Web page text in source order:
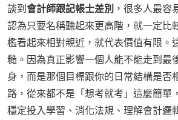
談到會計師跟記帳士差別 ，很多人最容
認為只要名稱聽起來更高階，就一定比
檻看起來相對親近，就代表價值有限。
糙。因為真正影響一個人能不能走到最
身，而是那個目標跟你的日常結構是否
路，從來都不是「想考就考」這麼簡單
穩定投入學習、消化法規、理解會計邏